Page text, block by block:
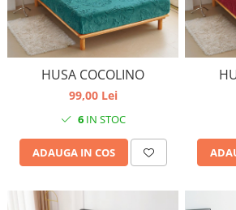
HUSA COCOLINO
99,00 Lei
6IN STOC
ADAUGA IN COS